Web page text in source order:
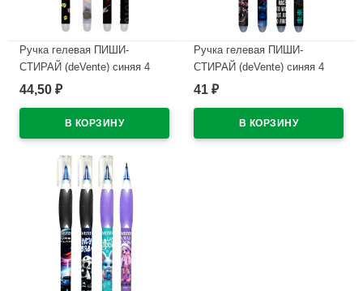
Ручка гелевая ПИШИ-
СТИРАЙ (deVente) синяя 4
дизайна корпуса ассорти
44,50 ₽
Ручка гелевая ПИШИ-
СТИРАЙ (deVente) синяя 4
дизайна корпуса ассорти
41 ₽